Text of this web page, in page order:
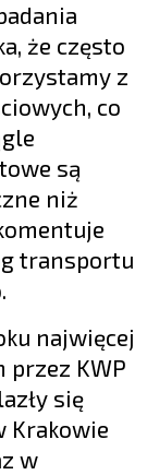
że często
z
co
są
niż
transportu
najwięcej
przez KWP
się
Krakowie
w